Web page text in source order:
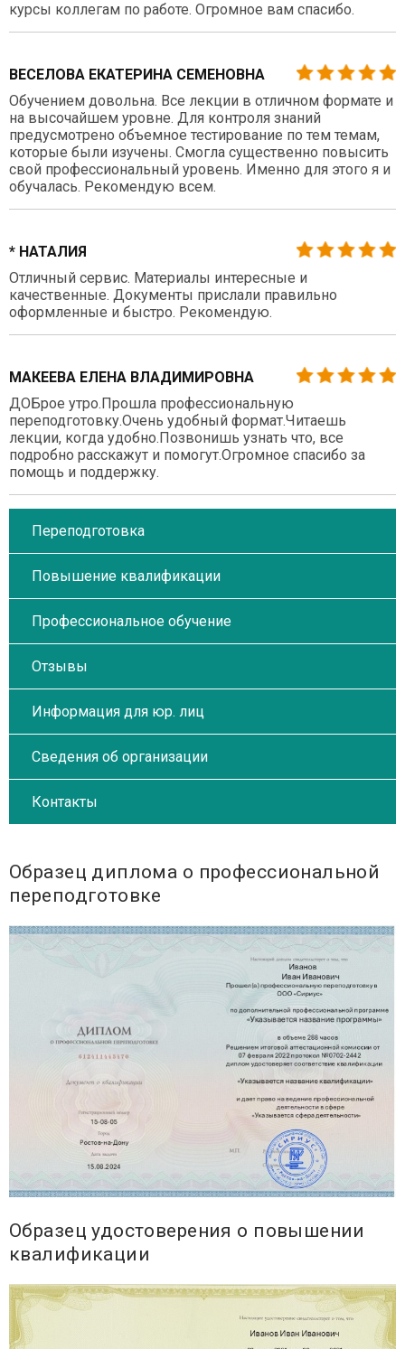
курсы коллегам по работе. Огромное вам спасибо.
ВЕСЕЛОВА ЕКАТЕРИНА СЕМЕНОВНА
Обучением довольна. Все лекции в отличном формате и
на высочайшем уровне. Для контроля знаний
предусмотрено объемное тестирование по тем темам,
которые были изучены. Смогла существенно повысить
свой профессиональный уровень. Именно для этого я и
обучалась. Рекомендую всем.
* НАТАЛИЯ
Отличный сервис. Материалы интересные и
качественные. Документы прислали правильно
оформленные и быстро. Рекомендую.
МАКЕЕВА ЕЛЕНА ВЛАДИМИРОВНА
ДОБрое утро.Прошла профессиональную
переподготовку.Очень удобный формат.Читаешь
лекции, когда удобно.Позвонишь узнать что, все
подробно расскажут и помогут.Огромное спасибо за
помощь и поддержку.
Переподготовка
Повышение квалификации
Профессиональное обучение
Отзывы
Информация для юр. лиц
Сведения об организации
Контакты
Образец диплома о профессиональной
переподготовке
Образец удостоверения о повышении
квалификации